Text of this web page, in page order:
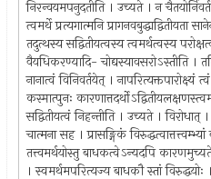
निरन्वयमपनुदतीति । उच्यते । न
त्वमर्थे प्रत्यगात्मनि प्रागनवबुद्धाद्वितीयता
तदुत्थस्य सद्वितीयत्वस्य त्वमर्थत्वस्य
वैयधिकरण्यादि- चोद्यस्यावसरोऽस्तीति ।
नानात्वं विनिवर्तयेत् ।
कस्मात्पुनः
सद्वितीयत्वं निहन्तीति । उच्यते । विरोधात्
चात्मना सह । प्रासङ्गिकं
तत्त्वमर्थयोस्तु बाधकत्वेऽन्यदपि कारणमुच्यते ।
। स्वमर्थमपरित्यज्य बाधकौ स्तां